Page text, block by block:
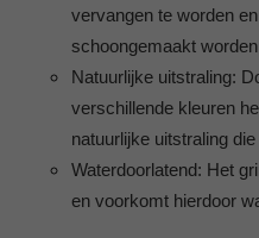
vervangen te worden
schoongemaakt
Natuurlijke uitstraling:
verschillende kleuren
natuurlijke uitstraling
Waterdoorlatend: Het
en voorkomt hierdoor